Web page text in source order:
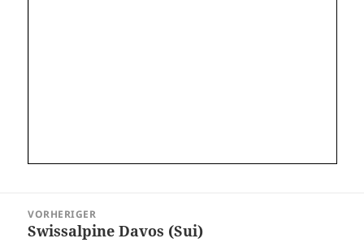
VORHERIGER
Vorheriger
Swissalpine Davos (Sui)